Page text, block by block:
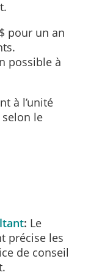
pour un an
possible à
à l’unité
selon le
Le
précise les
de conseil